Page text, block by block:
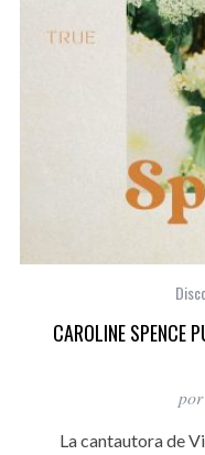
CAROLINE SPENCE
por
La cantautora de